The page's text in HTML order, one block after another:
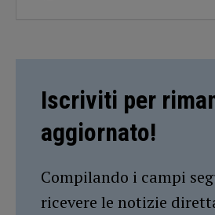
Iscriviti per
aggiornato!
Compilando i campi
ricevere le notizie